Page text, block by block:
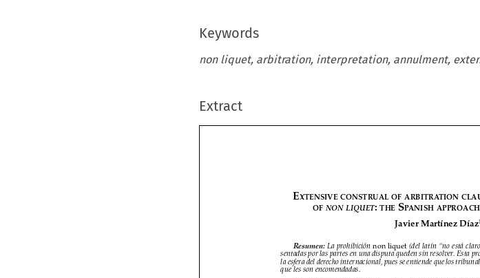
Keywords
non liquet, arbitration, interpretation, annulment,
Extract
     
       

  

ExtEnsivE construal of arbitration
of non liquet: thE spanish approach
Javier Martínez Díaz 1